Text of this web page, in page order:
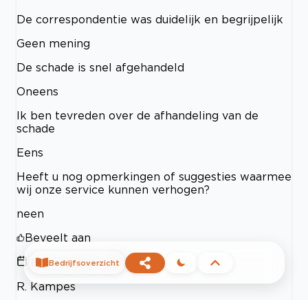
De correspondentie was duidelijk en begrijpelijk
Geen mening
De schade is snel afgehandeld
Oneens
Ik ben tevreden over de afhandeling van de
schade
Eens
Heeft u nog opmerkingen of suggesties waarmee
wij onze service kunnen verhogen?
neen
Beveelt aan
8 December 2023
R. Kampes
Bedrijfsoverzicht